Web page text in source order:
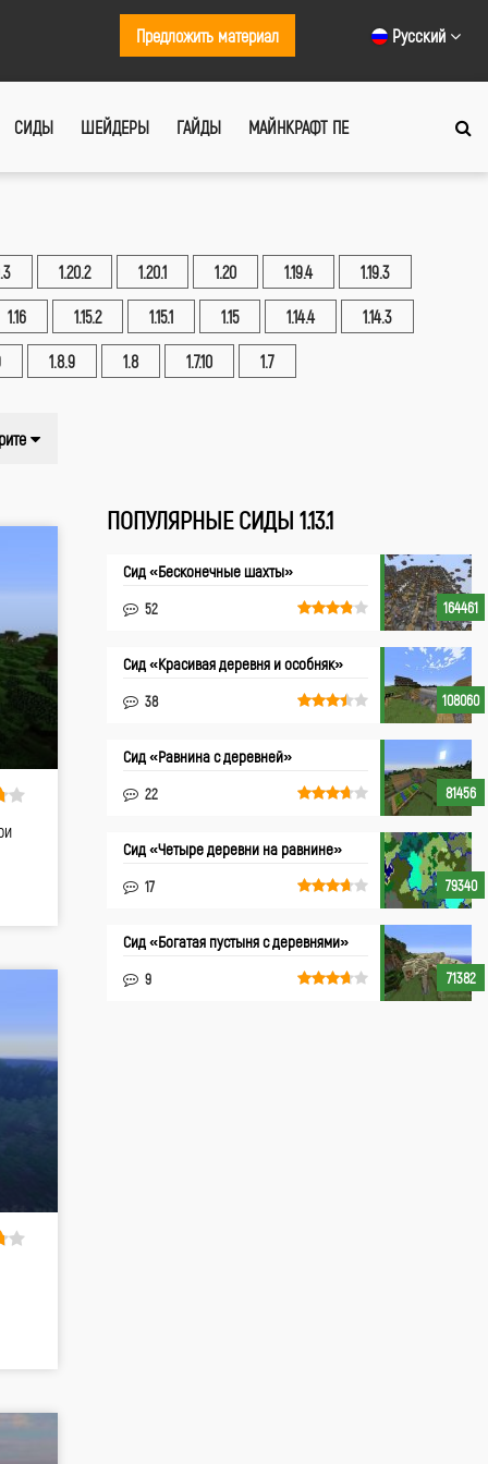
Русский
Предложить материал
СИДЫ ШЕЙДЕРЫ ГАЙДЫ МАЙНКРАФТ ПЕ
1.20.2 1.20.1 1.20 1.19.4 1.19.3
1.16 1.15.2 1.15.1 1.15 1.14.4 1.14.3
1.8.9 1.8 1.7.10 1.7
ПОПУЛЯРНЫЕ СИДЫ 1.13.1
164461
Cид «Бесконечные шахты»
52
108060
Сид «Красивая деревня и особняк»
38
81456
Сид «Равнина с деревней»
22
79340
Сид «Четыре деревни на равнине»
17
71382
Сид «Богатая пустыня с деревнями»
9